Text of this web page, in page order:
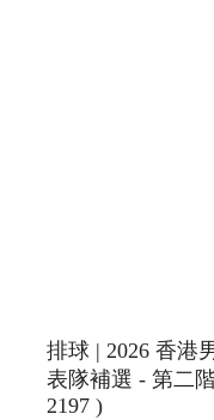
排球 | 2026 香港
表隊補選 - 第二
2197 )